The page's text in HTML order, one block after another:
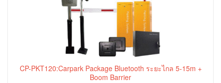
CP-PKT120:Carpark Package Bluetooth ระยะไกล 5-15m +
Boom Barrier